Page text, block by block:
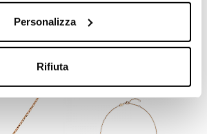
Personalizza
Rifiuta
Related Products